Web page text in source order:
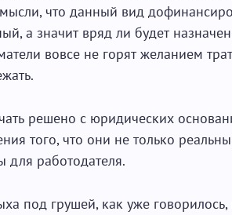
что данный вид
а значит вряд ли будет
вовсе не горят желанием
решено с юридических
того, что они не только
для работодателя.
под грушей, как уже